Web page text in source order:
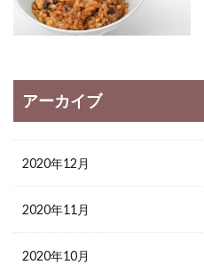
アーカイブ
2020年12月
2020年11月
2020年10月